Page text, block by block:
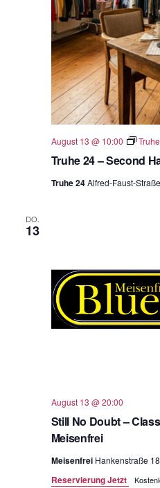
Truhe 24 – Second
August 13 @ 10:00
Truhe 24Alfred-Faust-
DO.
13
Still No Doubt –
Meisenfrei
August 13 @ 20:00
Meisenfrei Hankenstraße
Reservierung Jetzt